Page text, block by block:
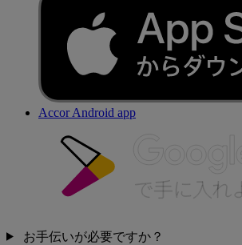
Accor Android app
お手伝いが必要ですか？